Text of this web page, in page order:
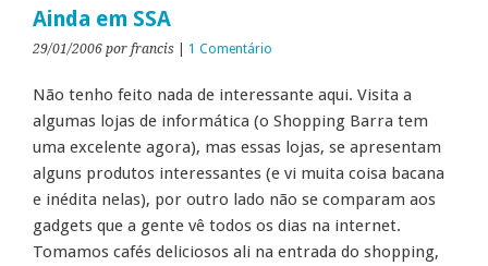
Ainda em SSA
29/01/2006 por francis 1 Comentário
Não tenho feito nada de interessante aqui. Visita a
algumas lojas de informática (o Shopping Barra tem
uma excelente agora), mas essas lojas, se apresentam
alguns produtos interessantes (e vi muita coisa bacana
e inédita nelas), por outro lado não se comparam aos
gadgets que a gente vê todos os dias na internet.
Tomamos cafés deliciosos ali na entrada do shopping,